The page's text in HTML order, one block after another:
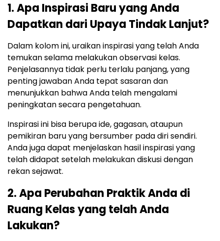
1. Apa Inspirasi Baru yang Anda
Dapatkan dari Upaya Tindak Lanjut?
Dalam kolom ini, uraikan inspirasi yang telah Anda
temukan selama melakukan observasi kelas.
Penjelasannya tidak perlu terlalu panjang, yang
penting jawaban Anda tepat sasaran dan
menunjukkan bahwa Anda telah mengalami
peningkatan secara pengetahuan.
Inspirasi ini bisa berupa ide, gagasan, ataupun
pemikiran baru yang bersumber pada diri sendiri.
Anda juga dapat menjelaskan hasil inspirasi yang
telah didapat setelah melakukan diskusi dengan
rekan sejawat.
2. Apa Perubahan Praktik Anda di
Ruang Kelas yang telah Anda
Lakukan?